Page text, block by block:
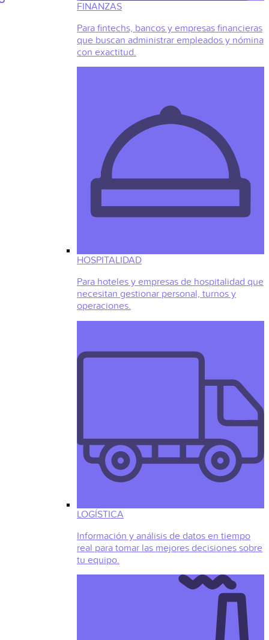
FINANZAS
Para fintechs, bancos y empresas financieras
que buscan administrar empleados y nómina
con exactitud.
HOSPITALIDAD
Para hoteles y empresas de hospitalidad que
necesitan gestionar personal, turnos y
operaciones.
LOGÍSTICA
Información y análisis de datos en tiempo
real para tomar las mejores decisiones sobre
tu equipo.